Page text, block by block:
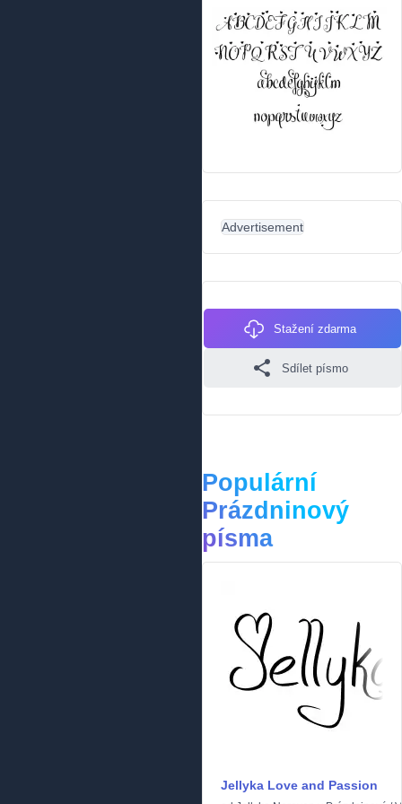
Advertisement
Stažení zdarma
Sdílet písmo
Populární
Prázdninový
písma
Jellyka Love and Passion